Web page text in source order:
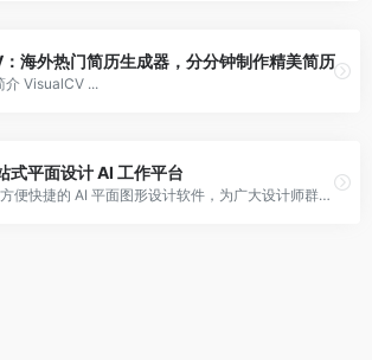
海外热门简历生成器，分分钟制作精美简历
介 VisualCV ...
式平面设计 AI 工作平台
Kittl 是一个方便快捷的 AI 平面图形设计软件，为广大设计师群体提供一站式设计体验。